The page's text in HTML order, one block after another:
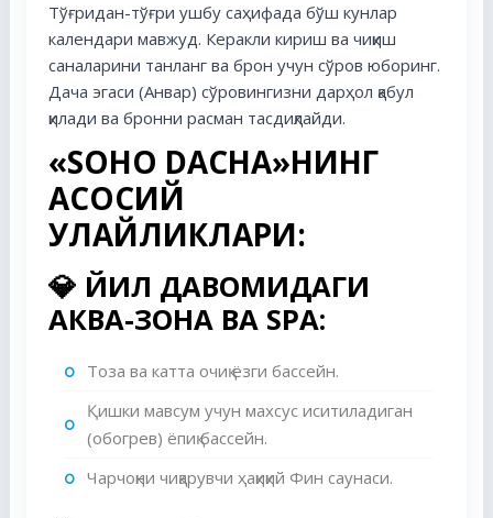
Тўғридан-тўғри ушбу саҳифада бўш кунлар
календари мавжуд. Керакли кириш ва чиқиш
саналарини танланг ва брон учун сўров юборинг.
Дача эгаси (Анвар) сўровингизни дарҳол қабул
қилади ва бронни расман тасдиқлайди.
«SOHO DACHA»НИНГ
АСОСИЙ
ҚУЛАЙЛИКЛАРИ:
💎 ЙИЛ ДАВОМИДАГИ
АКВА-ЗОНА ВА SPA:
Тоза ва катта очиқ ёзги бассейн.
Қишки мавсум учун махсус иситиладиган
(обогрев) ёпиқ бассейн.
Чарчоқни чиқарувчи ҳақиқий Фин саунаси.